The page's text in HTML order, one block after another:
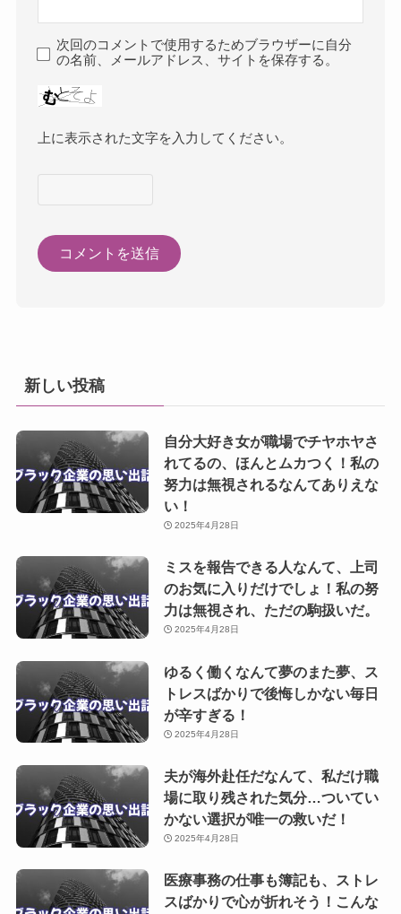
次回のコメントで使用するためブラウザーに自分
の名前、メールアドレス、サイトを保存する。
上に表示された文字を入力してください。
新しい投稿
自分大好き女が職場でチヤホヤさ
れてるの、ほんとムカつく！私の
努力は無視されるなんてありえな
い！
2025年4月28日
ミスを報告できる人なんて、上司
のお気に入りだけでしょ！私の努
力は無視され、ただの駒扱いだ。
2025年4月28日
ゆるく働くなんて夢のまた夢、ス
トレスばかりで後悔しかない毎日
が辛すぎる！
2025年4月28日
夫が海外赴任だなんて、私だけ職
場に取り残された気分…ついてい
かない選択が唯一の救いだ！
2025年4月28日
医療事務の仕事も簿記も、ストレ
スばかりで心が折れそう！こんな